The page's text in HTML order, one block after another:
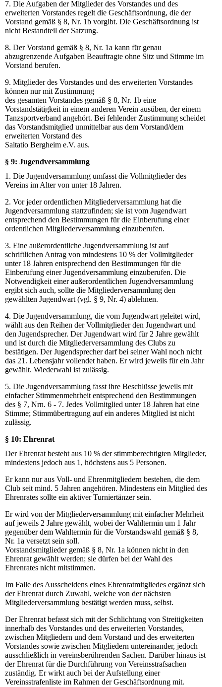
7. Die Aufgaben der Mitglieder des Vorstandes und des
erweiterten Vorstandes regelt die Geschäftsordnung, die der
Vorstand gemäß § 8, Nr. 1b vorgibt. Die Geschäftsordnung ist
nicht Bestandteil der Satzung.
8. Der Vorstand gemäß § 8, Nr. 1a kann für genau
abzugrenzende Aufgaben Beauftragte ohne Sitz und Stimme im
Vorstand berufen.
9. Mitglieder des Vorstandes und des erweiterten Vorstandes
können nur mit Zustimmung
des gesamten Vorstandes gemäß § 8, Nr. 1b eine
Vorstandstätigkeit in einem anderen Verein ausüben, der einem
Tanzsportverband angehört. Bei fehlender Zustimmung scheidet
das Vorstandsmitglied unmittelbar aus dem Vorstand/dem
erweiterten Vorstand des
Saltatio Bergheim e.V. aus.
§ 9: Jugendversammlung
1. Die Jugendversammlung umfasst die Vollmitglieder des
Vereins im Alter von unter 18 Jahren.
2. Vor jeder ordentlichen Mitgliederversammlung hat die
Jugendversammlung stattzufinden; sie ist vom Jugendwart
entsprechend den Bestimmungen für die Einberufung einer
ordentlichen Mitgliederversammlung einzuberufen.
3. Eine außerordentliche Jugendversammlung ist auf
schriftlichen Antrag von mindestens 10 % der Vollmitglieder
unter 18 Jahren entsprechend den Bestimmungen für die
Einberufung einer Jugendversammlung einzuberufen. Die
Notwendigkeit einer außerordentlichen Jugendversammlung
ergibt sich auch, sollte die Mitgliederversammlung den
gewählten Jugendwart (vgl. § 9, Nr. 4) ablehnen.
4. Die Jugendversammlung, die vom Jugendwart geleitet wird,
wählt aus den Reihen der Vollmitglieder den Jugendwart und
den Jugendsprecher. Der Jugendwart wird für 2 Jahre gewählt
und ist durch die Mitgliederversammlung des Clubs zu
bestätigen. Der Jugendsprecher darf bei seiner Wahl noch nicht
das 21. Lebensjahr vollendet haben. Er wird jeweils für ein Jahr
gewählt. Wiederwahl ist zulässig.
5. Die Jugendversammlung fasst ihre Beschlüsse jeweils mit
einfacher Stimmenmehrheit entsprechend den Bestimmungen
des § 7, Nrn. 6 - 7. Jedes Vollmitglied unter 18 Jahren hat eine
Stimme; Stimmübertragung auf ein anderes Mitglied ist nicht
zulässig.
§ 10: Ehrenrat
Der Ehrenrat besteht aus 10 % der stimmberechtigten Mitglieder,
mindestens jedoch aus 1, höchstens aus 5 Personen.
Er kann nur aus Voll- und Ehrenmitgliedern bestehen, die dem
Club seit mind. 5 Jahren angehören. Mindestens ein Mitglied des
Ehrenrates sollte ein aktiver Turniertänzer sein.
Er wird von der Mitgliederversammlung mit einfacher Mehrheit
auf jeweils 2 Jahre gewählt, wobei der Wahltermin um 1 Jahr
gegenüber dem Wahltermin für die Vorstandswahl gemäß § 8,
Nr. 1a versetzt sein soll.
Vorstandsmitglieder gemäß § 8, Nr. 1a können nicht in den
Ehrenrat gewählt werden; sie dürfen bei der Wahl des
Ehrenrates nicht mitstimmen.
Im Falle des Ausscheidens eines Ehrenratmitgliedes ergänzt sich
der Ehrenrat durch Zuwahl, welche von der nächsten
Mitgliederversammlung bestätigt werden muss, selbst.
Der Ehrenrat befasst sich mit der Schlichtung von Streitigkeiten
innerhalb des Vorstandes und des erweiterten Vorstandes,
zwischen Mitgliedern und dem Vorstand und des erweiterten
Vorstandes sowie zwischen Mitgliedern untereinander, jedoch
ausschließlich in vereinsberührenden Sachen. Darüber hinaus ist
der Ehrenrat für die Durchführung von Vereinsstrafsachen
zuständig. Er wirkt auch bei der Aufstellung einer
Vereinsstrafenliste im Rahmen der Geschäftsordnung mit.